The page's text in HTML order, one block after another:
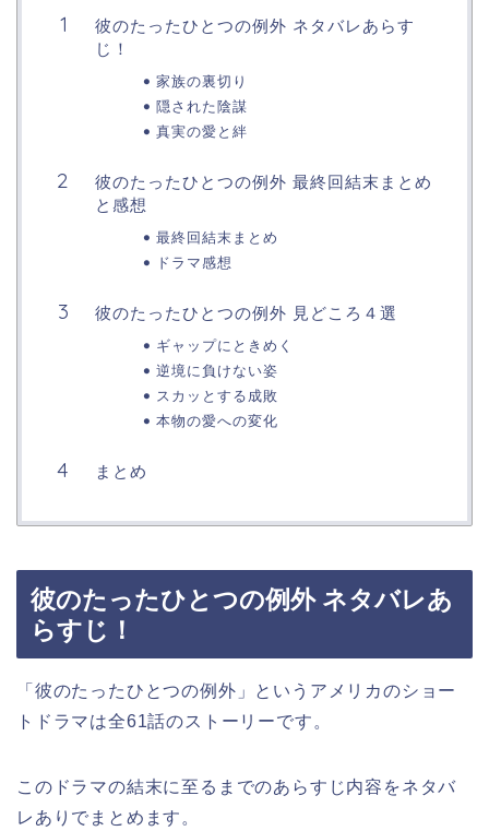
彼のたったひとつの例外 ネタバレあらす
じ！
家族の裏切り
隠された陰謀
真実の愛と絆
彼のたったひとつの例外 最終回結末まとめ
と感想
最終回結末まとめ
ドラマ感想
彼のたったひとつの例外 見どころ４選
ギャップにときめく
逆境に負けない姿
スカッとする成敗
本物の愛への変化
まとめ
彼のたったひとつの例外 ネタバレあ
らすじ！
「彼のたったひとつの例外」というアメリカのショー
トドラマは全61話のストーリーです。
このドラマの結末に至るまでのあらすじ内容をネタバ
レありでまとめます。